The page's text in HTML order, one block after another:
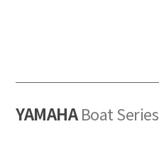
YAMAHABoat Series